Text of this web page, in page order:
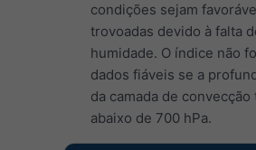
condições sejam
trovoadas devido à falta
humidade. O índice não
dados fiáveis se a
da camada de
abaixo de 700 hPa.